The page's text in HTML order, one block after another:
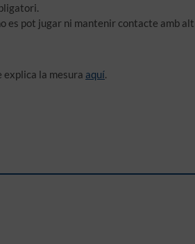
es pot jugar ni mantenir contacte amb
explica la mesura aquí.